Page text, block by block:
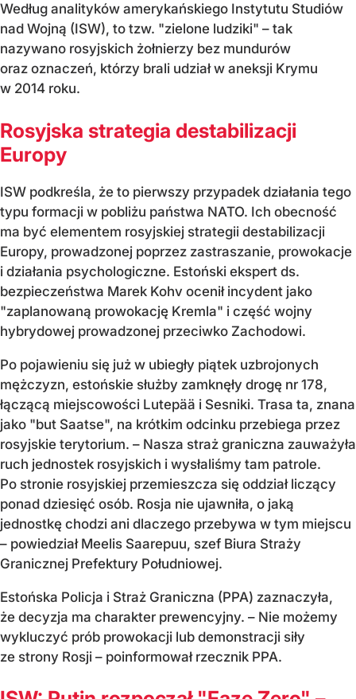
Według analityków amerykańskiego Instytutu Studiów
nad Wojną (ISW), to tzw. "zielone ludziki" – tak
nazywano rosyjskich żołnierzy bez mundurów
oraz oznaczeń, którzy brali udział w aneksji Krymu
w 2014 roku.
Rosyjska strategia destabilizacji
Europy
ISW podkreśla, że to pierwszy przypadek działania tego
typu formacji w pobliżu państwa NATO. Ich obecność
ma być elementem rosyjskiej strategii destabilizacji
Europy, prowadzonej poprzez zastraszanie, prowokacje
i działania psychologiczne. Estoński ekspert ds.
bezpieczeństwa Marek Kohv ocenił incydent jako
"zaplanowaną prowokację Kremla" i część wojny
hybrydowej prowadzonej przeciwko Zachodowi.
Po pojawieniu się już w ubiegły piątek uzbrojonych
mężczyzn, estońskie służby zamknęły drogę nr 178,
łączącą miejscowości Lutepää i Sesniki. Trasa ta, znana
jako "but Saatse", na krótkim odcinku przebiega przez
rosyjskie terytorium. – Nasza straż graniczna zauważyła
ruch jednostek rosyjskich i wysłaliśmy tam patrole.
Po stronie rosyjskiej przemieszcza się oddział liczący
ponad dziesięć osób. Rosja nie ujawniła, o jaką
jednostkę chodzi ani dlaczego przebywa w tym miejscu
– powiedział Meelis Saarepuu, szef Biura Straży
Granicznej Prefektury Południowej.
Estońska Policja i Straż Graniczna (PPA) zaznaczyła,
że decyzja ma charakter prewencyjny. – Nie możemy
wykluczyć prób prowokacji lub demonstracji siły
ze strony Rosji – poinformował rzecznik PPA.